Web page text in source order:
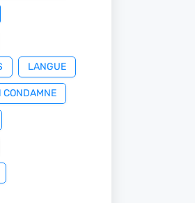
LANGUE
CONDAMNE